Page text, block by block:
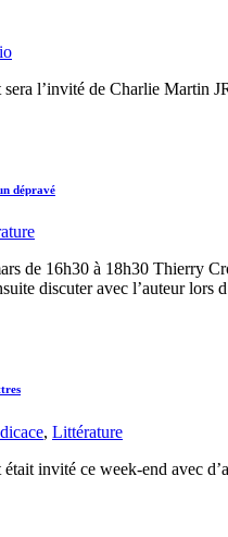
l’invité de Charlie Martin
dépravé
de 16h30 à 18h30 Thierry
discuter avec l’auteur lors
, Littérature
invité ce week-end avec